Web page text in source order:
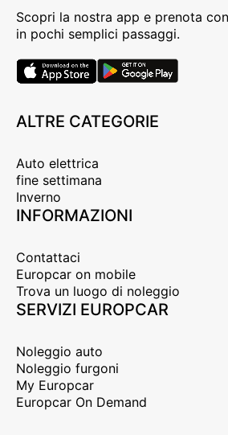
Scopri la nostra app e prenota
in pochi semplici passaggi.
ALTRE CATEGORIE
Auto elettrica
fine settimana
Inverno
INFORMAZIONI
Contattaci
Europcar on mobile
Trova un luogo di noleggio
SERVIZI EUROPCAR
Noleggio auto
Noleggio furgoni
My Europcar
Europcar On Demand